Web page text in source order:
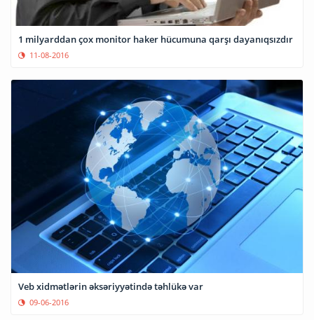
1 milyarddan çox monitor haker hücumuna qarşı dayanıqsızdır
11-08-2016
Veb xidmətlərin əksəriyyətində təhlükə var
09-06-2016